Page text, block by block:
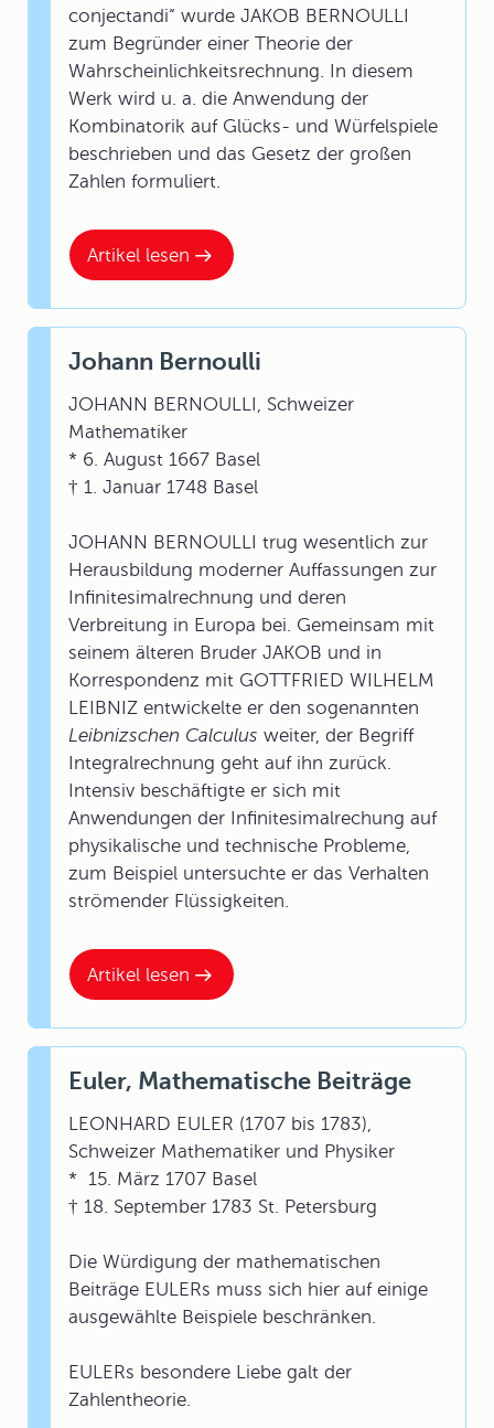
Artikel lesen
conjectandi“ wurde JAKOB BERNOULLI
zum Begründer einer Theorie der
Wahrscheinlichkeitsrechnung. In diesem
Werk wird u. a. die Anwendung der
Kombinatorik auf Glücks- und Würfelspiele
beschrieben und das Gesetz der großen
Zahlen formuliert.
Artikel lesen
Johann Bernoulli
JOHANN BERNOULLI, Schweizer
Mathematiker
* 6. August 1667 Basel
† 1. Januar 1748 Basel
JOHANN BERNOULLI trug wesentlich zur
Herausbildung moderner Auffassungen zur
Infinitesimalrechnung und deren
Verbreitung in Europa bei. Gemeinsam mit
seinem älteren Bruder JAKOB und in
Korrespondenz mit GOTTFRIED WILHELM
LEIBNIZ entwickelte er den sogenannten
Leibnizschen Calculus weiter, der Begriff
Integralrechnung geht auf ihn zurück.
Intensiv beschäftigte er sich mit
Anwendungen der Infinitesimalrechung auf
physikalische und technische Probleme,
zum Beispiel untersuchte er das Verhalten
strömender Flüssigkeiten.
Euler, Mathematische Beiträge
LEONHARD EULER (1707 bis 1783),
Schweizer Mathematiker und Physiker
* 15. März 1707 Basel
† 18. September 1783 St. Petersburg
Die Würdigung der mathematischen
Beiträge EULERs muss sich hier auf einige
ausgewählte Beispiele beschränken.
EULERs besondere Liebe galt der
Zahlentheorie.